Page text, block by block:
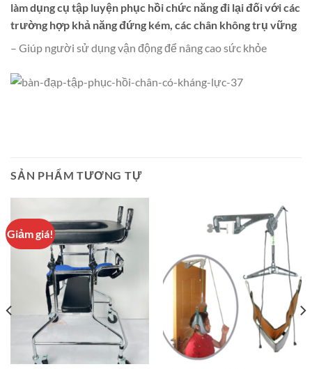
làm dụng cụ tập luyện phục hồi chức năng đi lại đối với các
trường hợp khả năng đứng kém, các chân không trụ vững
– Giúp người sử dụng vận động để nâng cao sức khỏe
SẢN PHẨM TƯƠNG TỰ
Giảm giá!